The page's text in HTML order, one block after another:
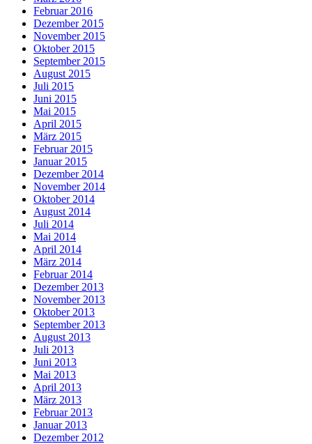
Februar 2016
Dezember 2015
November 2015
Oktober 2015
September 2015
August 2015
Juli 2015
Juni 2015
Mai 2015
April 2015
März 2015
Februar 2015
Januar 2015
Dezember 2014
November 2014
Oktober 2014
August 2014
Juli 2014
Mai 2014
April 2014
März 2014
Februar 2014
Dezember 2013
November 2013
Oktober 2013
September 2013
August 2013
Juli 2013
Juni 2013
Mai 2013
April 2013
März 2013
Februar 2013
Januar 2013
Dezember 2012